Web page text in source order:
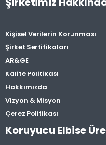
Kişisel Verilerin Korunması
Şirket Sertifikaları
AR&GE
Kalite Politikası
Hakkımızda
Vizyon & Misyon
Çerez Politikası
Koruyucu Elbise